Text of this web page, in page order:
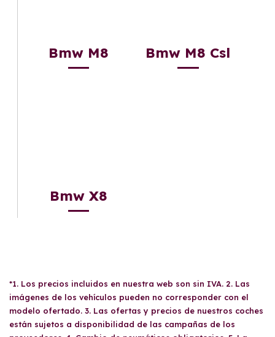
Bmw M8 Bmw M8 Csl
Bmw X8
*1. Los precios incluidos en nuestra web son sin IVA. 2. Las
imágenes de los vehículos pueden no corresponder con el
modelo ofertado. 3. Las ofertas y precios de nuestros coches
están sujetos a disponibilidad de las campañas de los